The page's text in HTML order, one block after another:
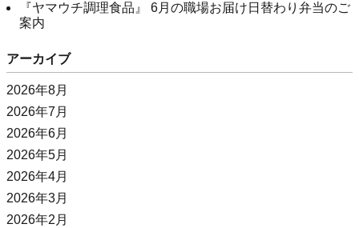
『ヤマウチ調理食品』 6月の職場お届け日替わり弁当のご
案内
アーカイブ
2026年8月
2026年7月
2026年6月
2026年5月
2026年4月
2026年3月
2026年2月